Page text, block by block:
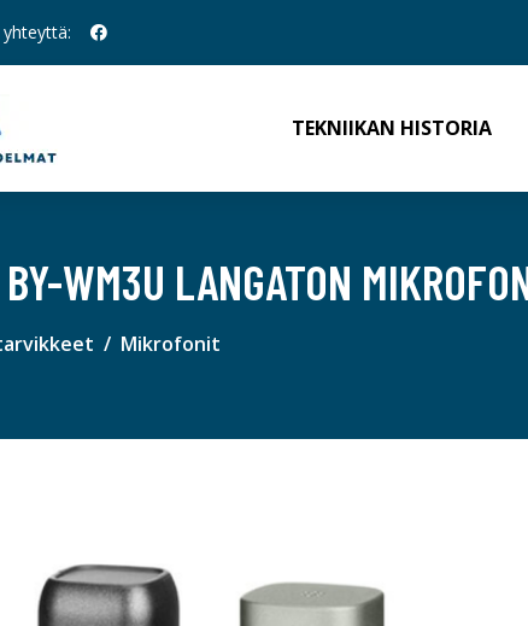
TEKNIIKAN HISTORIA
BY-WM3U LANGATON
Mikrofonit